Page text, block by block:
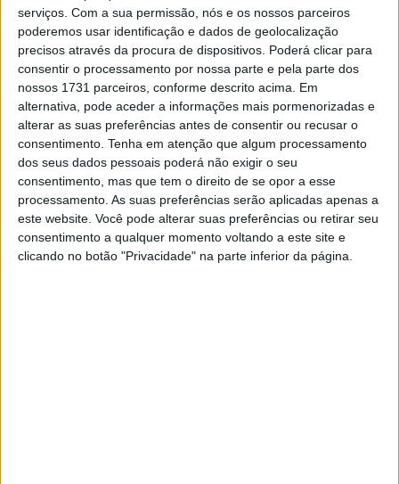
serviços. Com a sua permissão, nós e os nossos parceiros
poderemos usar identificação e dados de geolocalização
precisos através da procura de dispositivos. Poderá clicar para
consentir o processamento por nossa parte e pela parte dos
nossos 1731 parceiros, conforme descrito acima. Em
alternativa, pode aceder a informações mais pormenorizadas e
alterar as suas preferências antes de consentir ou recusar o
consentimento. Tenha em atenção que algum processamento
dos seus dados pessoais poderá não exigir o seu
consentimento, mas que tem o direito de se opor a esse
processamento. As suas preferências serão aplicadas apenas a
este website. Você pode alterar suas preferências ou retirar seu
consentimento a qualquer momento voltando a este site e
clicando no botão "Privacidade" na parte inferior da página.
Artigos relacionados
Indian Motorcycle encolhe gama Scout
5 AGOSTO, 2026
Volkswagen com queda de 33% nos lucros:
más notícias para a Ducati
5 AGOSTO, 2026